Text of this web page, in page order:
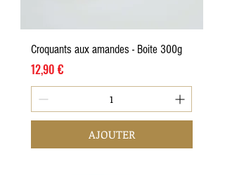
Croquants aux amandes - Boite 300g
Prix
12,90 €
AJOUTER